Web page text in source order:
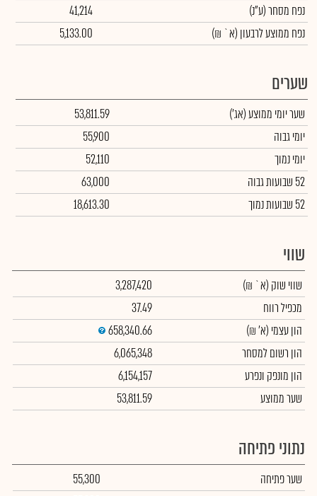
נפח מסחר(ע"נ)
41,214
נפח ממוצע לרבעון (א` ₪)
5,133.00
שערים
שער יומי ממוצע(אג')
53,811.59
יומי גבוה
55,900
יומי נמוך
52,110
52 שבועות גבוה
63,000
52 שבועות נמוך
18,613.30
שווי
שווי שוק (א` ₪)
3,287,420
מכפיל רווח
37.49
הון עצמי (א' ₪)
658,340.66
הון רשום למסחר
6,065,348
הון מונפק ונפרע
6,154,157
שער ממוצע
53,811.59
נתוני פתיחה
שער פתיחה
55,300